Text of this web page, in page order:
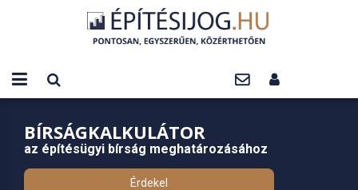
BÍRSÁGKALKULÁTOR
az építésügyi bírság meghatározásához
Érdekel